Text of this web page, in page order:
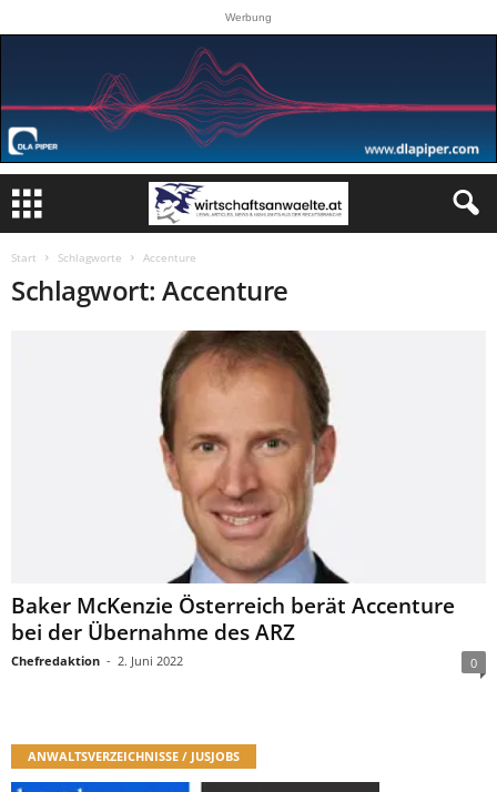
Werbung
Start Schlagworte Accenture
Schlagwort: Accenture
Baker McKenzie Österreich berät Accenture
bei der Übernahme des ARZ
Chefredaktion - 2. Juni 2022 0
ANWALTSVERZEICHNISSE / JUSJOBS